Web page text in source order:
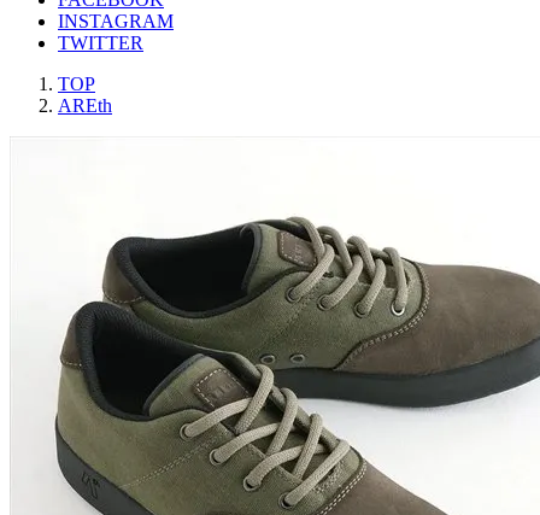
INSTAGRAM
TWITTER
TOP
AREth